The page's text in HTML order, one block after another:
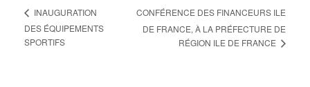
INAUGURATION
DES ÉQUIPEMENTS
SPORTIFS
CONFÉRENCE DES FINANCEURS ILE
DE FRANCE, À LA PRÉFECTURE DE
RÉGION ILE DE FRANCE